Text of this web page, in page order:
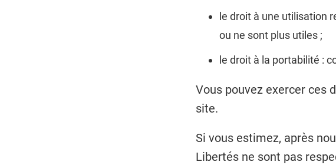
le droit à une utilisation
ou ne sont plus utiles ;
le droit à la portabilité :
Vous pouvez exercer ces
site.
Si vous estimez, après
Libertés ne sont pas